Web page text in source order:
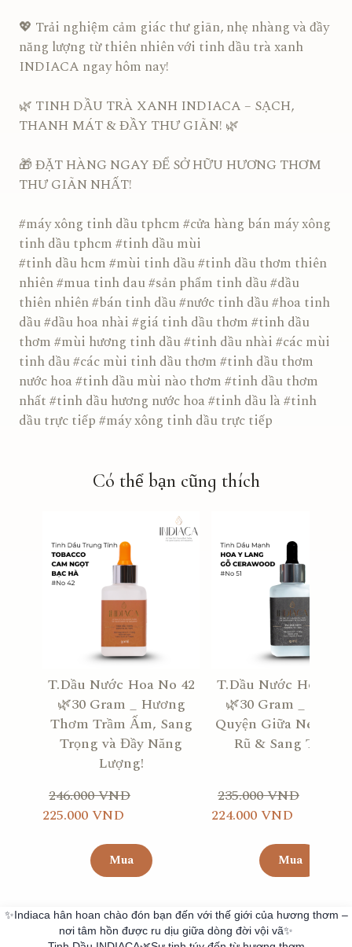
💖 Trải nghiệm cảm giác thư giãn, nhẹ nhàng và đầy
năng lượng từ thiên nhiên với tinh dầu trà xanh
INDIACA ngay hôm nay!
🌿 TINH DẦU TRÀ XANH INDIACA – SẠCH,
THANH MÁT & ĐẦY THƯ GIÃN! 🌿
🎁 ĐẶT HÀNG NGAY ĐỂ SỞ HỮU HƯƠNG THƠM
THƯ GIÃN NHẤT!
#máy xông tinh dầu tphcm #cửa hàng bán máy xông
tinh dầu tphcm #tinh dầu mùi
#tinh dầu hcm #mùi tinh dầu #tinh dầu thơm thiên
nhiên #mua tinh dau #sản phẩm tinh dầu #dầu
thiên nhiên #bán tinh dầu #nước tinh dầu #hoa tinh
dầu #dầu hoa nhài #giá tinh dầu thơm #tinh dầu
thơm #mùi hương tinh dầu #tinh dầu nhài #các mùi
tinh dầu #các mùi tinh dầu thơm #tinh dầu thơm
nước hoa #tinh dầu mùi nào thơm #tinh dầu thơm
nhất #tinh dầu hương nước hoa #tinh dầu là #tinh
dầu trực tiếp #máy xông tinh dầu trực tiếp
Có thể bạn cũng thích
T.Dầu Nước Hoa No 42
🌿30 Gram _ Hương
Thơm Trầm Ấm, Sang
Trọng và Đầy Năng
Lượng!
246.000 VND
225.000 VND
Mua
T.Dầu Nước Hoa No
🌿30 Gram _ Sự
Quyện Giữa Nét
Rũ & Sang Trọng!
235.000 VND
224.000 VND
Mua
✨Indiaca hân hoan chào đón bạn đến với thế giới của hương thơm –
nơi tâm hồn được ru dịu giữa dòng đời vội vã✨